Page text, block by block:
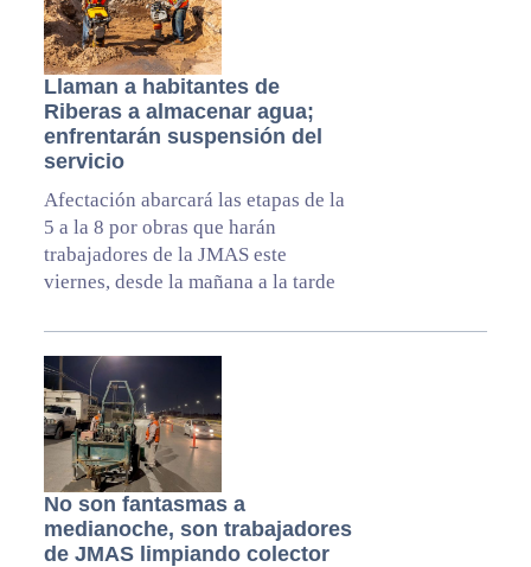
Llaman a habitantes de
Riberas a almacenar agua;
enfrentarán suspensión del
servicio
Afectación abarcará las etapas de la
5 a la 8 por obras que harán
trabajadores de la JMAS este
viernes, desde la mañana a la tarde
No son fantasmas a
medianoche, son trabajadores
de JMAS limpiando colector